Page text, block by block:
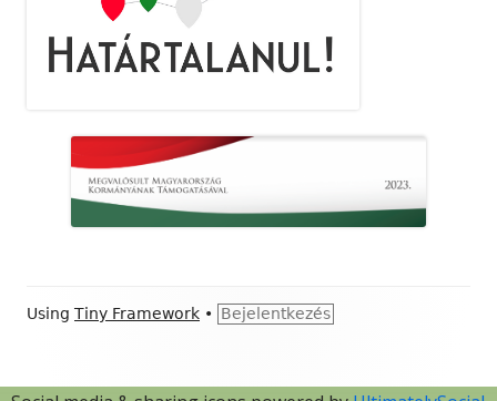
Footer
Using Tiny Framework • Bejelentkezés